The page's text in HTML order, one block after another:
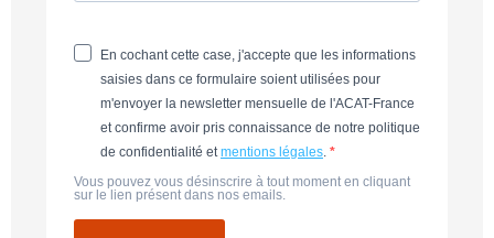
En cochant cette case, j'accepte que les informations
saisies dans ce formulaire soient utilisées pour
m'envoyer la newsletter mensuelle de l'ACAT-France
et confirme avoir pris connaissance de notre politique
de confidentialité etmentions légales.
Vous pouvez vous désinscrire à tout moment en cliquant
sur le lien présent dans nos emails.